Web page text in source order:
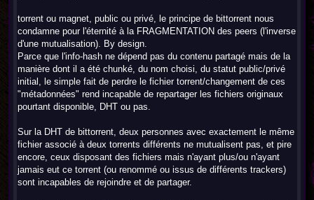
torrent ou magnet, public ou privé, le principe de bittorrent nous
condamne pour l'éternité à la FRAGMENTATION des peers (l'inverse
d'une mutualisation). By design.
Parce que l'info-hash ne dépend pas du contenu partagé mais de la
manière dont il a été chunké, du nom choisi, du statut public/privé
initial, le simple fait de perdre le fichier torrent/changement de ces
"métadonnées" rend incapable de repartager les fichiers originaux
pourtant disponible, DHT ou pas.
Sur la DHT de bittorrent, deux personnes avec exactement le même
fichier associé à deux torrents différents ne mutualisent pas, et pire
encore, ceux disposant des fichiers mais n'ayant plus/ou n'ayant
jamais eut ce torrent (ou renommé ou issus de différents trackers)
sont incapables de rejoindre et de partager.